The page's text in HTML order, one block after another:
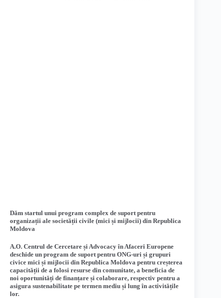
Dăm startul unui program complex de suport pentru
organizații ale societății civile (mici și mijlocii) din Republica
Moldova
A.O. Centrul de Cercetare și Advocacy în Afaceri Europene
deschide un program de suport pentru ONG-uri și grupuri
civice mici și mijlocii din Republica Moldova pentru creșterea
capacității de a folosi resurse din comunitate, a beneficia de
noi oportunități de finanțare și colaborare, respectiv pentru a
asigura sustenabilitate pe termen mediu și lung în activitățile
lor.